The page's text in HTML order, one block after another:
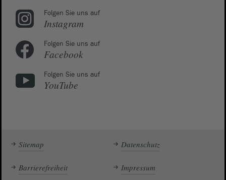
Folgen Sie uns auf
Instagram
Folgen Sie uns auf
Facebook
Folgen Sie uns auf
YouTube
Sitemap Datenschutz
Barrierefreiheit Impressum